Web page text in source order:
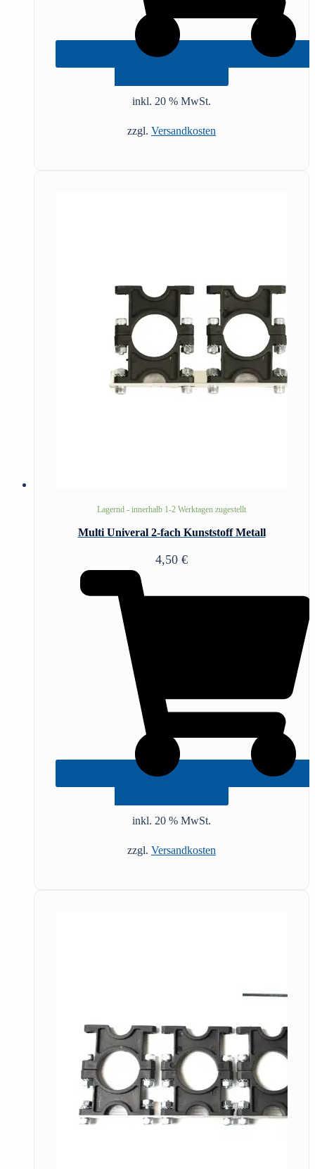
inkl. 20 % MwSt.
zzgl. Versandkosten
Lagernd - innerhalb 1-2 Werktagen zugestellt
Multi Univeral 2-fach Kunststoff Metall
4,50 €
inkl. 20 % MwSt.
zzgl. Versandkosten